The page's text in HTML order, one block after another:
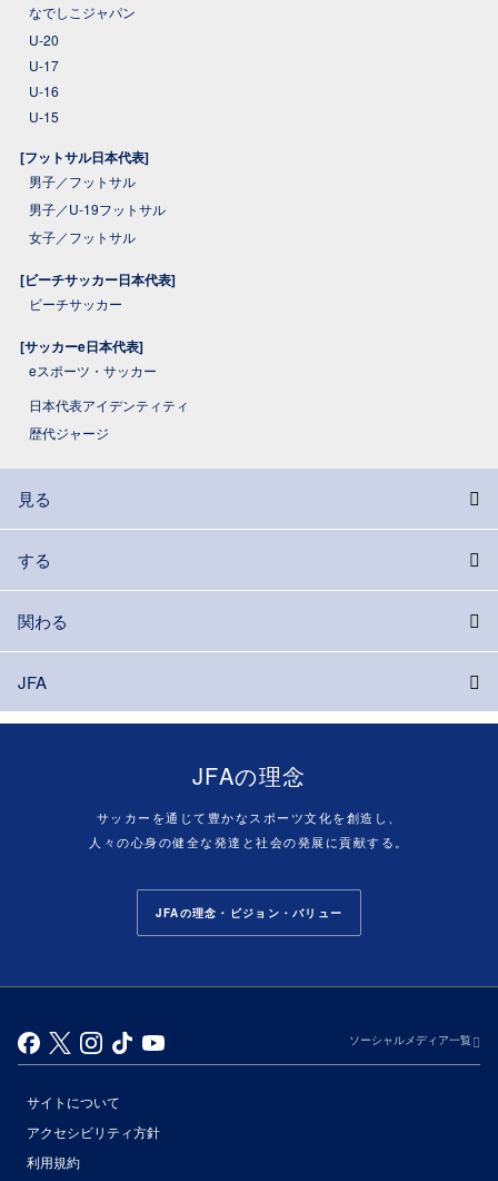
なでしこジャパン
U-20
U-17
U-16
U-15
[フットサル日本代表]
男子／フットサル
男子／U-19フットサル
女子／フットサル
[ビーチサッカー日本代表]
ビーチサッカー
[サッカーe日本代表]
eスポーツ・サッカー
日本代表アイデンティティ
歴代ジャージ
見る
する
関わる
JFA
JFAの理念
サッカーを通じて豊かなスポーツ文化を創造し、
人々の心身の健全な発達と社会の発展に貢献する。
JFAの理念・ビジョン・バリュー
ソーシャルメディア一覧
サイトについて
アクセシビリティ方針
利用規約